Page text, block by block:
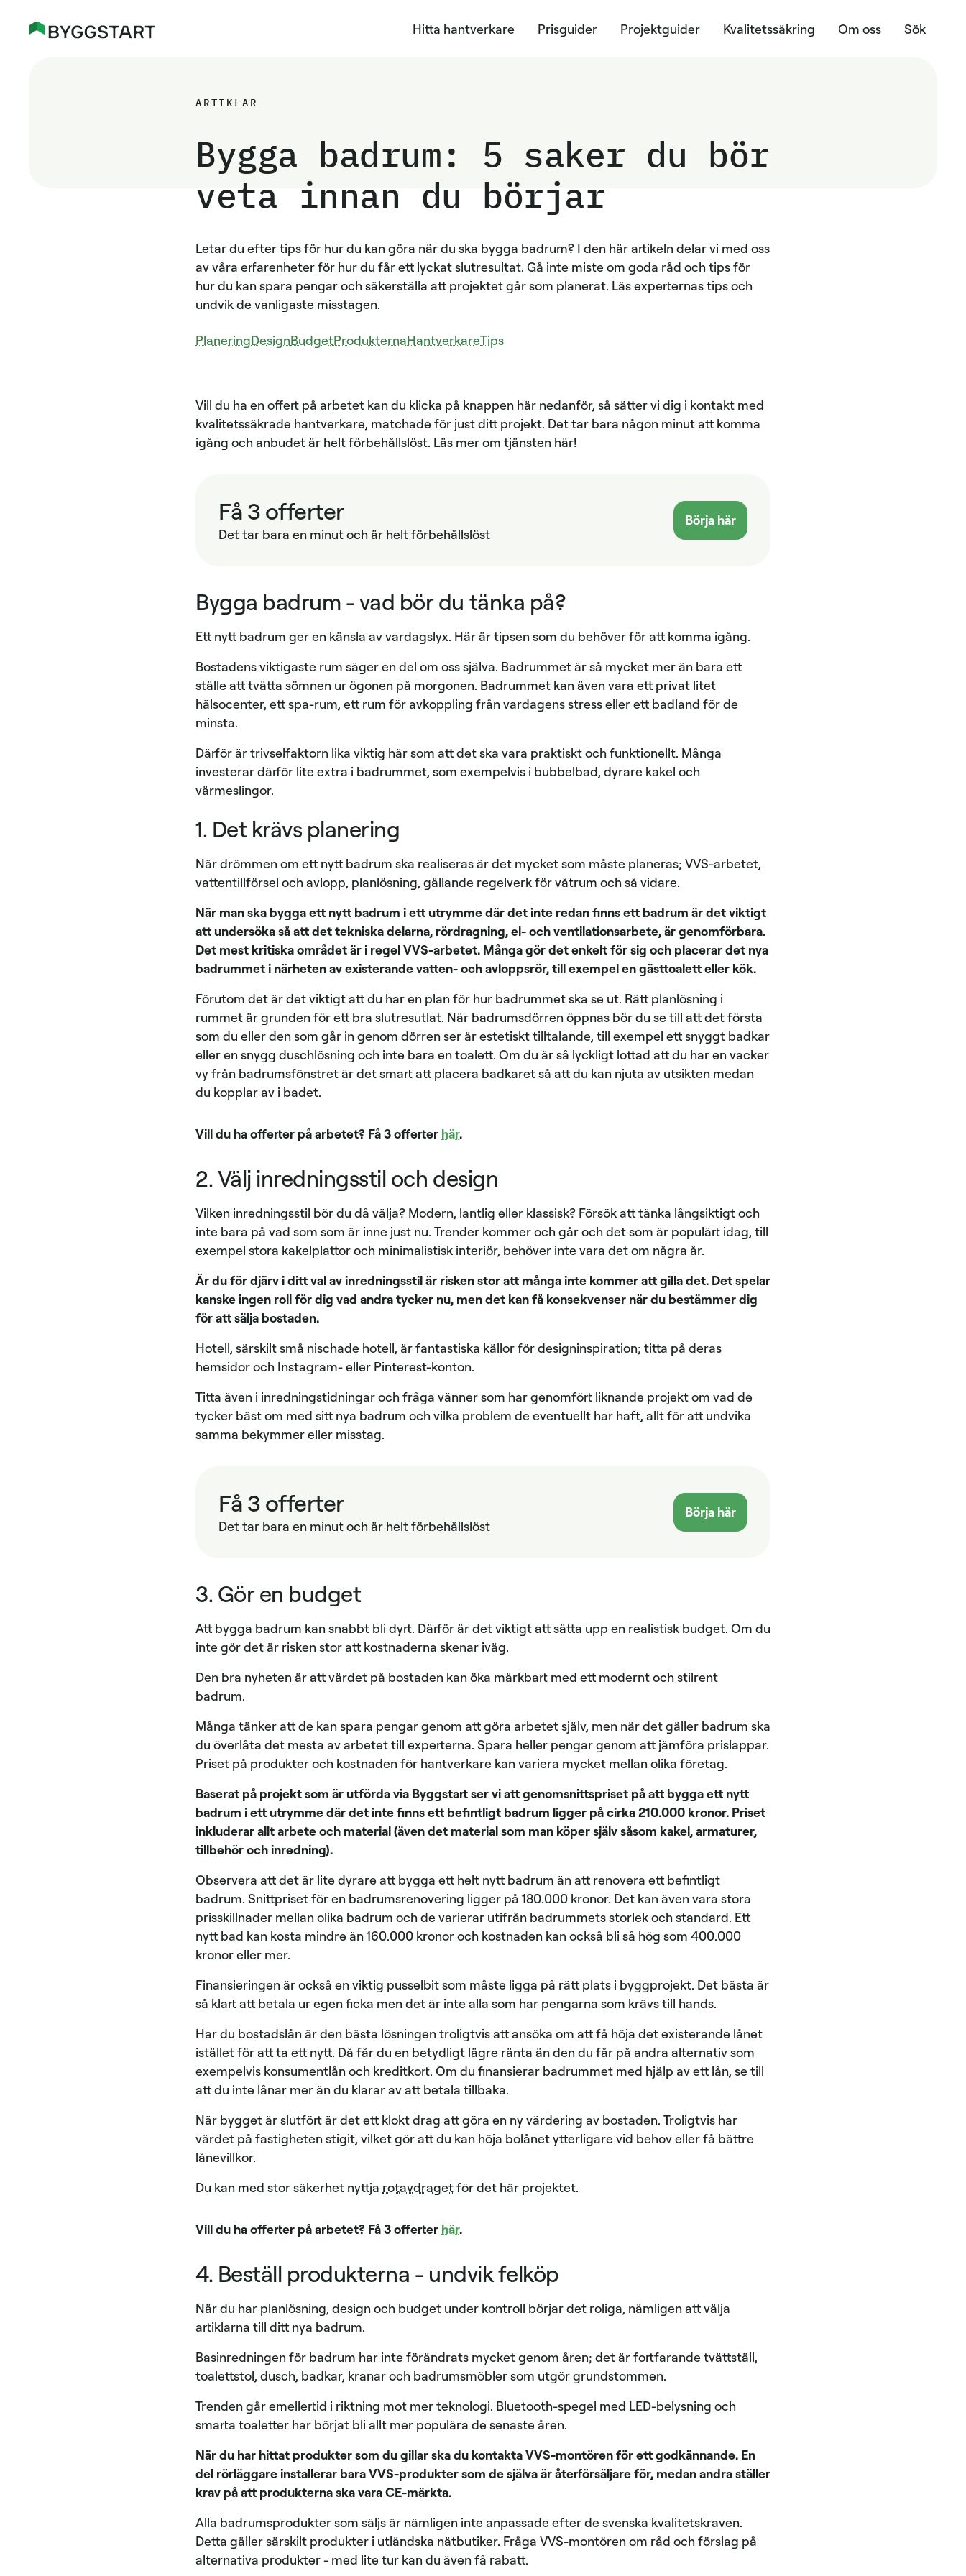
Hitta hantverkare Prisguider Projektguider Kvalitetssäkring Om oss Sök
ARTIKLAR
Bygga badrum: 5 saker du bör
veta innan du börjar
Letar du efter tips för hur du kan göra när du ska bygga badrum? I den här artikeln delar vi med oss
av våra erfarenheter för hur du får ett lyckat slutresultat. Gå inte miste om goda råd och tips för
hur du kan spara pengar och säkerställa att projektet går som planerat. Läs experternas tips och
undvik de vanligaste misstagen.
PlaneringDesignBudgetProdukternaHantverkareTips
Vill du ha en offert på arbetet kan du klicka på knappen här nedanför, så sätter vi dig i kontakt med
kvalitetssäkrade hantverkare, matchade för just ditt projekt. Det tar bara någon minut att komma
igång och anbudet är helt förbehållslöst. Läs mer om tjänsten här!
Få 3 offerter
Det tar bara en minut och är helt förbehållslöst
Börja här
Bygga badrum - vad bör du tänka på?
Ett nytt badrum ger en känsla av vardagslyx. Här är tipsen som du behöver för att komma igång.
Bostadens viktigaste rum säger en del om oss själva. Badrummet är så mycket mer än bara ett
ställe att tvätta sömnen ur ögonen på morgonen. Badrummet kan även vara ett privat litet
hälsocenter, ett spa-rum, ett rum för avkoppling från vardagens stress eller ett badland för de
minsta.
Därför är trivselfaktorn lika viktig här som att det ska vara praktiskt och funktionellt. Många
investerar därför lite extra i badrummet, som exempelvis i bubbelbad, dyrare kakel och
värmeslingor.
1. Det krävs planering
När drömmen om ett nytt badrum ska realiseras är det mycket som måste planeras; VVS-arbetet,
vattentillförsel och avlopp, planlösning, gällande regelverk för våtrum och så vidare.
När man ska bygga ett nytt badrum i ett utrymme där det inte redan finns ett badrum är det viktigt
att undersöka så att det tekniska delarna, rördragning, el- och ventilationsarbete, är genomförbara.
Det mest kritiska området är i regel VVS-arbetet. Många gör det enkelt för sig och placerar det nya
badrummet i närheten av existerande vatten- och avloppsrör, till exempel en gästtoalett eller kök.
Förutom det är det viktigt att du har en plan för hur badrummet ska se ut. Rätt planlösning i
rummet är grunden för ett bra slutresutlat. När badrumsdörren öppnas bör du se till att det första
som du eller den som går in genom dörren ser är estetiskt tilltalande, till exempel ett snyggt badkar
eller en snygg duschlösning och inte bara en toalett. Om du är så lyckligt lottad att du har en vacker
vy från badrumsfönstret är det smart att placera badkaret så att du kan njuta av utsikten medan
du kopplar av i badet.
Vill du ha offerter på arbetet? Få 3 offerter här.
2. Välj inredningsstil och design
Vilken inredningsstil bör du då välja? Modern, lantlig eller klassisk? Försök att tänka långsiktigt och
inte bara på vad som som är inne just nu. Trender kommer och går och det som är populärt idag, till
exempel stora kakelplattor och minimalistisk interiör, behöver inte vara det om några år.
Är du för djärv i ditt val av inredningsstil är risken stor att många inte kommer att gilla det. Det spelar
kanske ingen roll för dig vad andra tycker nu, men det kan få konsekvenser när du bestämmer dig
för att sälja bostaden.
Hotell, särskilt små nischade hotell, är fantastiska källor för designinspiration; titta på deras
hemsidor och Instagram- eller Pinterest-konton.
Titta även i inredningstidningar och fråga vänner som har genomfört liknande projekt om vad de
tycker bäst om med sitt nya badrum och vilka problem de eventuellt har haft, allt för att undvika
samma bekymmer eller misstag.
Få 3 offerter
Det tar bara en minut och är helt förbehållslöst
Börja här
3. Gör en budget
Att bygga badrum kan snabbt bli dyrt. Därför är det viktigt att sätta upp en realistisk budget. Om du
inte gör det är risken stor att kostnaderna skenar iväg.
Den bra nyheten är att värdet på bostaden kan öka märkbart med ett modernt och stilrent
badrum.
Många tänker att de kan spara pengar genom att göra arbetet själv, men när det gäller badrum ska
du överlåta det mesta av arbetet till experterna. Spara heller pengar genom att jämföra prislappar.
Priset på produkter och kostnaden för hantverkare kan variera mycket mellan olika företag.
Baserat på projekt som är utförda via Byggstart ser vi att genomsnittspriset på att bygga ett nytt
badrum i ett utrymme där det inte finns ett befintligt badrum ligger på cirka 210.000 kronor. Priset
inkluderar allt arbete och material (även det material som man köper själv såsom kakel, armaturer,
tillbehör och inredning).
Observera att det är lite dyrare att bygga ett helt nytt badrum än att renovera ett befintligt
badrum. Snittpriset för en badrumsrenovering ligger på 180.000 kronor. Det kan även vara stora
prisskillnader mellan olika badrum och de varierar utifrån badrummets storlek och standard. Ett
nytt bad kan kosta mindre än 160.000 kronor och kostnaden kan också bli så hög som 400.000
kronor eller mer.
Finansieringen är också en viktig pusselbit som måste ligga på rätt plats i byggprojekt. Det bästa är
så klart att betala ur egen ficka men det är inte alla som har pengarna som krävs till hands.
Har du bostadslån är den bästa lösningen troligtvis att ansöka om att få höja det existerande lånet
istället för att ta ett nytt. Då får du en betydligt lägre ränta än den du får på andra alternativ som
exempelvis konsumentlån och kreditkort. Om du finansierar badrummet med hjälp av ett lån, se till
att du inte lånar mer än du klarar av att betala tillbaka.
När bygget är slutfört är det ett klokt drag att göra en ny värdering av bostaden. Troligtvis har
värdet på fastigheten stigit, vilket gör att du kan höja bolånet ytterligare vid behov eller få bättre
lånevillkor.
Du kan med stor säkerhet nyttja rotavdragetför det här projektet.
Vill du ha offerter på arbetet? Få 3 offerter här.
4. Beställ produkterna - undvik felköp
När du har planlösning, design och budget under kontroll börjar det roliga, nämligen att välja
artiklarna till ditt nya badrum.
Basinredningen för badrum har inte förändrats mycket genom åren; det är fortfarande tvättställ,
toalettstol, dusch, badkar, kranar och badrumsmöbler som utgör grundstommen.
Trenden går emellertid i riktning mot mer teknologi. Bluetooth-spegel med LED-belysning och
smarta toaletter har börjat bli allt mer populära de senaste åren.
När du har hittat produkter som du gillar ska du kontakta VVS-montören för ett godkännande. En
del rörläggare installerar bara VVS-produkter som de själva är återförsäljare för, medan andra ställer
krav på att produkterna ska vara CE-märkta.
Alla badrumsprodukter som säljs är nämligen inte anpassade efter de svenska kvalitetskraven.
Detta gäller särskilt produkter i utländska nätbutiker. Fråga VVS-montören om råd och förslag på
alternativa produkter - med lite tur kan du även få rabatt.